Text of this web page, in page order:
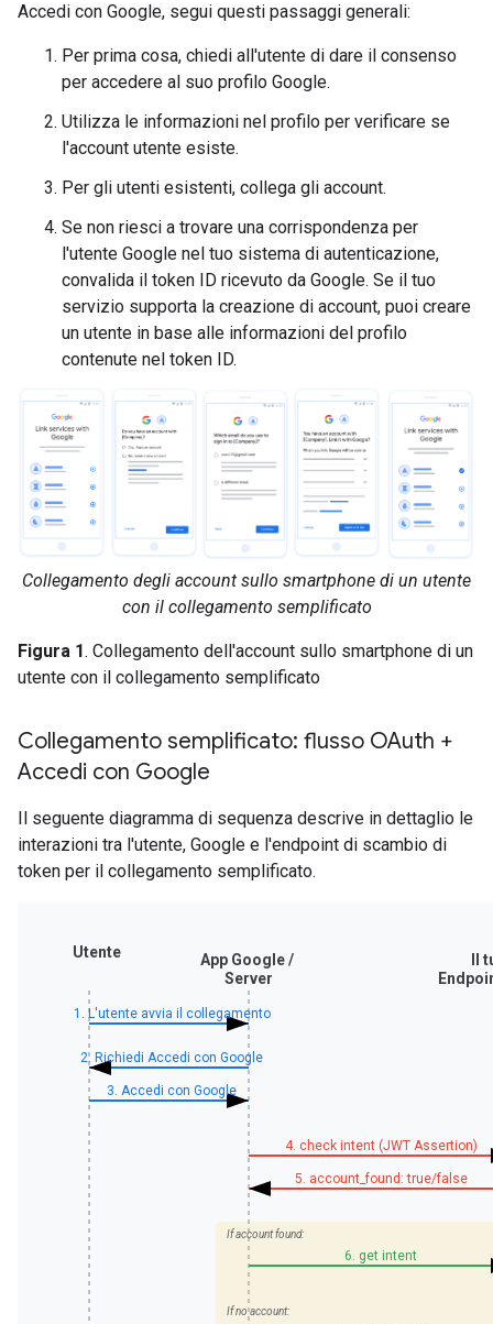
Accedi con Google, segui questi passaggi generali:
Per prima cosa, chiedi all'utente di dare il consenso
per accedere al suo profilo Google.
Utilizza le informazioni nel profilo per verificare se
l'account utente esiste.
Per gli utenti esistenti, collega gli account.
Se non riesci a trovare una corrispondenza per
l'utente Google nel tuo sistema di autenticazione,
convalida il token ID ricevuto da Google. Se il tuo
servizio supporta la creazione di account, puoi creare
un utente in base alle informazioni del profilo
contenute nel token ID.
Collegamento degli account sullo smartphone di un utente
con il collegamento semplificato
Figura 1. Collegamento dell'account sullo smartphone di un
utente con il collegamento semplificato
Collegamento semplificato: flusso OAuth +
Accedi con Google
Il seguente diagramma di sequenza descrive in dettaglio le
interazioni tra l'utente, Google e l'endpoint di scambio di
token per il collegamento semplificato.
Utente
App Google /
Server
Il
1. L'utente avvia il collegamento
2. Richiedi Accedi con Google
3. Accedi con Google
4. check intent (JWT Assertion)
5. account_found: true/false
If account found:
6. get intent
If no account: